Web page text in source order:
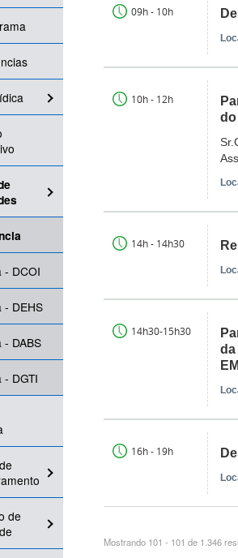
- DCOI
- DEHS
- DABS
- DGTI
de
09h - 10h
10h - 12h
do
14h - 14h30
14h30-15h30
da
16h - 19h
Mostrando 101 - 101 de 1.346